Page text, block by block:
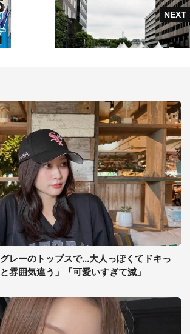
レーのトップスで...大人っぽくてドキっ
雰囲気違う」「可愛いすぎて滅」